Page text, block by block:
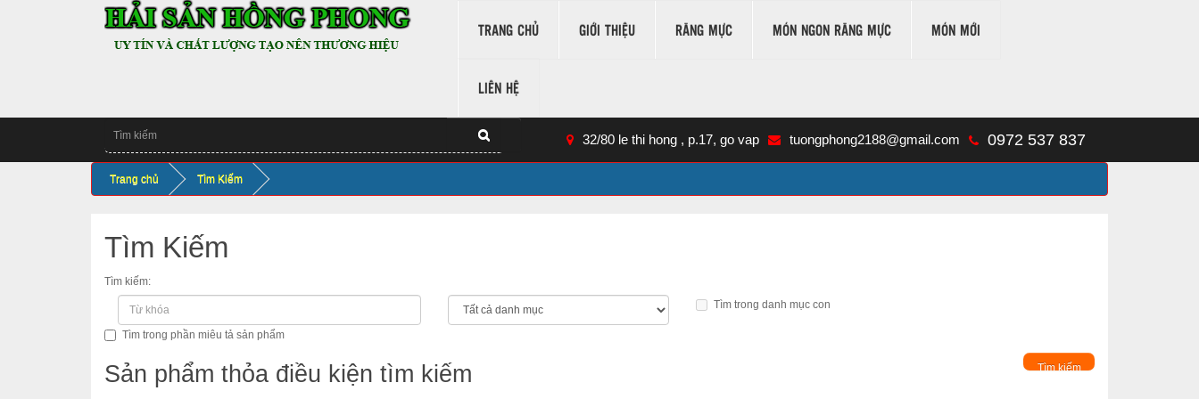
TRANG CHỦ GIỚI THIỆU RĂNG MỰC MÓN NGON RĂNG MỰC MÓN MỚI
LIÊN HỆ
32/80 le thi hong , p.17, go vap tuongphong2188@gmail.com 0972 537 837
Trang chủ Tìm Kiếm
Tìm Kiếm
Tìm kiếm:
Tìm trong danh mục con
Tìm trong phần miêu tả sản phẩm
Sản phẩm thỏa điều kiện tìm kiếm